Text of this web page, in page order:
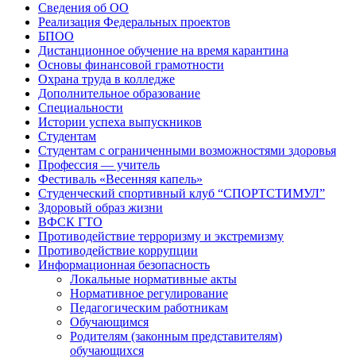
Сведения об ОО
Реализация Федеральных проектов
БПОО
Дистанционное обучение на время карантина
Основы финансовой грамотности
Охрана труда в колледже
Дополнительное образование
Специальности
Истории успеха выпускников
Студентам
Студентам с ограниченными возможностями здоровья
Профессия — учитель
Фестиваль «Весенняя капель»
Студенческий спортивный клуб “СПОРТСТИМУЛ”
Здоровый образ жизни
ВФСК ГТО
Противодействие терроризму и экстремизму
Противодействие коррупции
Информационная безопасность
Локальные нормативные акты
Нормативное регулирование
Педагогическим работникам
Обучающимся
Родителям (законным представителям)
обучающихся